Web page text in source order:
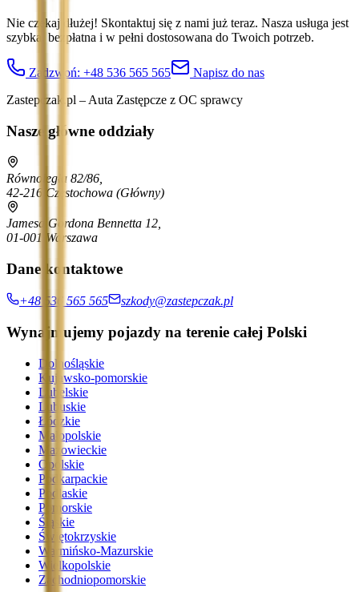
Nie czekaj dłużej! Skontaktuj się z nami już teraz. Nasza usługa jest
szybka, bezpłatna i w pełni dostosowana do Twoich potrzeb.
Zadzwoń: +48 536 565 565
Napisz do nas
Zastepczak.pl – Auta Zastępcze z OC sprawcy
Nasze główne oddziały
Równoległa 82/86,
42-216 Częstochowa (Główny)
Jamesa Gordona Bennetta 12,
01-001 Warszawa
Dane kontaktowe
+48 536 565 565 szkody@zastepczak.pl
Wynajmujemy pojazdy na terenie całej Polski
Dolnośląskie
Kujawsko-pomorskie
Lubelskie
Lubuskie
Łódzkie
Małopolskie
Mazowieckie
Opolskie
Podkarpackie
Podlaskie
Pomorskie
Śląskie
Świętokrzyskie
Warmińsko-Mazurskie
Wielkopolskie
Zachodniopomorskie